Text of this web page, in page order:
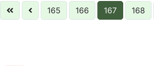
165 166 167 168